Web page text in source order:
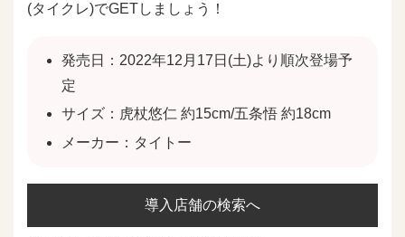
(タイクレ)でGETしましょう！
発売日：2022年12月17日(土)より順次登場予
定
サイズ：虎杖悠仁 約15cm/五条悟 約18cm
メーカー：タイトー
導入店舗の検索へ